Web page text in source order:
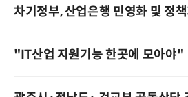
차기정부, 산업은행 민영화 및 정
"IT산업 지원기능 한곳에 모아야"